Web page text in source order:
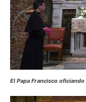
El Papa Francisco